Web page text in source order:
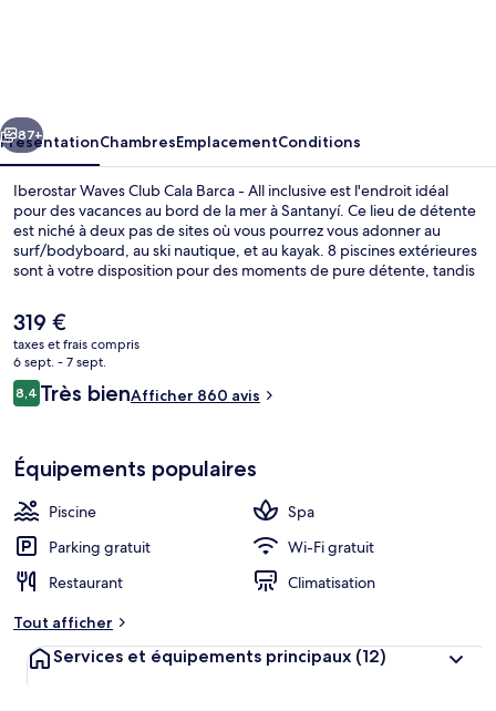
Barca
-
All
inclusive
Suivant
87+
PrésentationChambresEmplacementConditions
Iberostar Waves Club Cala Barca - All inclusive est l'endroit idéal
pour des vacances au bord de la mer à Santanyí. Ce lieu de détente
est niché à deux pas de sites où vous pourrez vous adonner au
surf/bodyboard, au ski nautique, et au kayak. 8 piscines extérieures
sont à votre disposition pour des moments de pure détente, tandis
massages thaïs du spa. L'établissement Baleares, l'un des 5
restaurants, sert le dîner. Cet hébergement tout inclus abrite en
outre 3 bars/lounges, un club pour enfants (gratuit) et un bar en
bord de piscine. Les autres voyageurs adorent le personnel
attentionné.
Le
prix
actuel
est
de
319 €
taxes et frais compris
6 sept. - 7 sept.
Avis
voyageurs
8,48,4 sur 10
Très bienAfficher 860 avis
Équipements populaires
Piscine
Spa
Parking gratuit
Wi-Fi gratuit
Restaurant
Climatisation
Tout afficher
Services et équipements principaux (12)